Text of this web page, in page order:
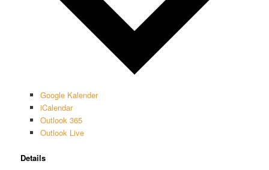
Google Kalender
iCalendar
Outlook 365
Outlook Live
Details